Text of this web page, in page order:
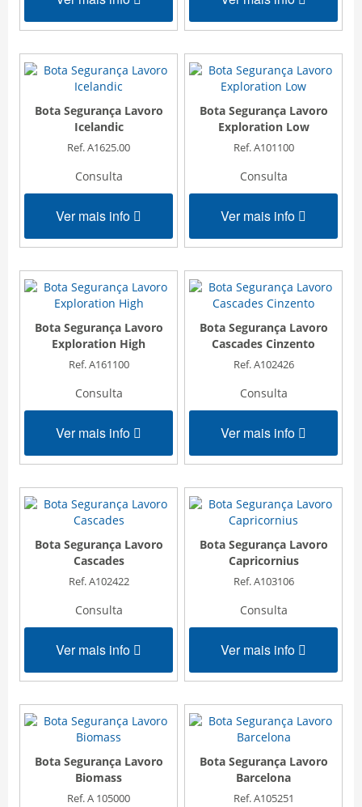
Bota Segurança Lavoro
Icelandic
Ref. A1625.00
Consulta
Ver mais info
Bota Segurança Lavoro
Exploration Low
Ref. A101100
Consulta
Ver mais info
Bota Segurança Lavoro
Exploration High
Ref. A161100
Consulta
Ver mais info
Bota Segurança Lavoro
Cascades Cinzento
Ref. A102426
Consulta
Ver mais info
Bota Segurança Lavoro
Cascades
Ref. A102422
Consulta
Ver mais info
Bota Segurança Lavoro
Capricornius
Ref. A103106
Consulta
Ver mais info
Bota Segurança Lavoro
Biomass
Ref. A 105000
Bota Segurança Lavoro
Barcelona
Ref. A105251